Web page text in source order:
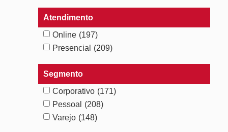
Atendimento
Online (197)
Presencial
(209)
Segmento
Corporativo (171)
Pessoal
(208)
Varejo (148)